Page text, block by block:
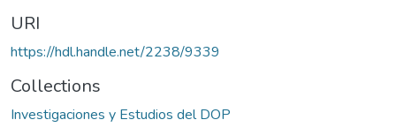
URI
https://hdl.handle.net/2238/9339
Collections
Investigaciones y Estudios del DOP